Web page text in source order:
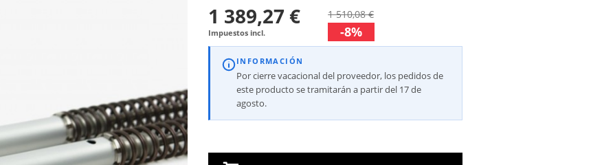
1 389,27 €
Impuestos incl.
1 510,08 €
-8%
INFORMACIÓN
Por cierre vacacional del proveedor, los pedidos de
este producto se tramitarán a partir del 17 de
agosto.